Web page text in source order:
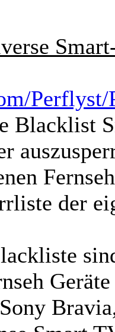
Blacklist
der
Geräte